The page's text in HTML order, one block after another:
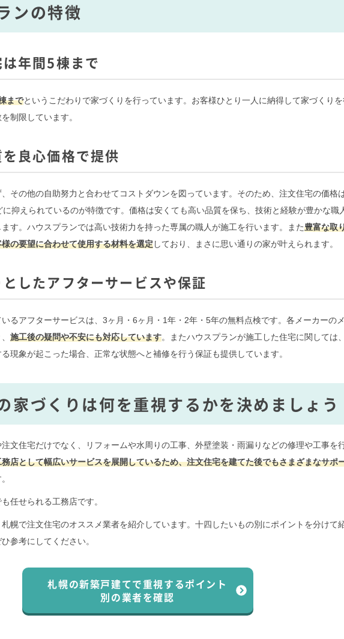
ンの特徴
年間5棟まで
までというこだわりで家づくりを行っています。お客様ひとり一人に納得して家づくりを
制限しています。
良心価格で提供
その他の自助努力と合わせてコストダウンを図っています。そのため、注文住宅の価格
抑えられているのが特徴です。価格は安くても高い品質を保ち、技術と経験が豊かな職
す。ハウスプランでは高い技術力を持った専属の職人が施工を行います。また豊富な取
の要望に合わせて使用する材料を選定しており、まさに思い通りの家が叶えられます。
としたアフターサービスや保証
るアフターサービスは、3ヶ月・6ヶ月・1年・2年・5年の無料点検です。各メーカーの
施工後の疑問や不安にも対応しています。またハウスプランが施工した住宅に関しては
現象が起こった場合、正常な状態へと補修を行う保証も提供しています。
家づくりは何を重視するかを決めましょう
文住宅だけでなく、リフォームや水周りの工事、外壁塗装・雨漏りなどの修理や工事を
店として幅広いサービスを展開しているため、注文住宅を建てた後でもさまざまなサポ
任せられる工務店です。
幌で注文住宅のオススメ業者を紹介しています。十四したいもの別にポイントを分けて
参考にしてください。
札幌の新築戸建てで重視するポイント
別の業者を確認